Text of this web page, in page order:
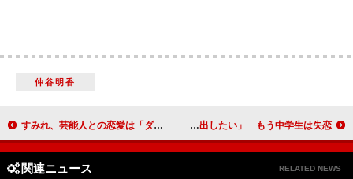
仲谷明香
すみれ、芸能人との恋愛は「ダメ」 父・石田純一をバッサリ 鉄拳「大町からアイドルを出したい」 もう中学生は失恋！？
関連ニュース RELATED NEWS